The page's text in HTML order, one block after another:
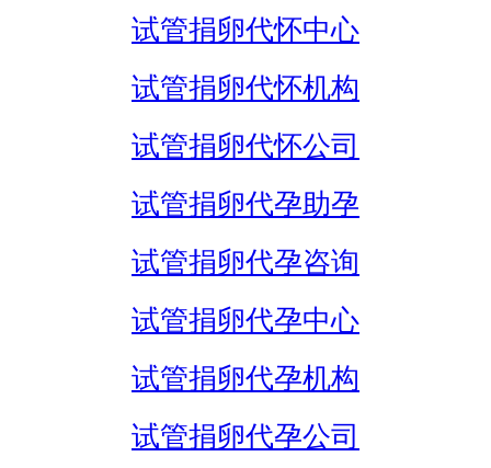
试管捐卵代怀中心
试管捐卵代怀机构
试管捐卵代怀公司
试管捐卵代孕助孕
试管捐卵代孕咨询
试管捐卵代孕中心
试管捐卵代孕机构
试管捐卵代孕公司